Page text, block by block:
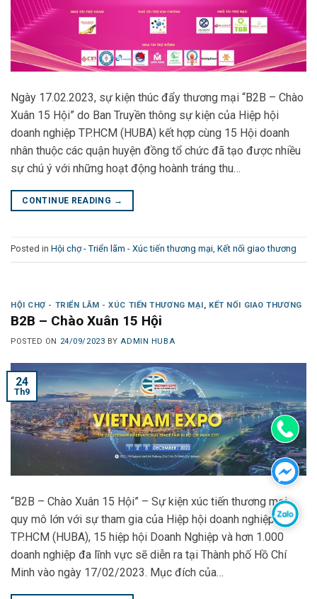
Ngày 17.02.2023, sự kiện thúc đẩy thương mại “B2B – Chào
Xuân 15 Hội” do Ban Truyền thông sự kiện của Hiệp hội
doanh nghiệp TP.HCM (HUBA) kết hợp cùng 15 Hội doanh
nhân thuộc các quận huyện đồng tổ chức đã tạo được nhiều
sự chú ý với những hoạt động hoành tráng thu…
CONTINUE READING →
Posted in Hội chợ - Triển lãm - Xúc tiến thương mại, Kết nối giao thương
HỘI CHỢ - TRIỂN LÃM - XÚC TIẾN THƯƠNG MẠI, KẾT NỐI GIAO THƯƠNG
B2B – Chào Xuân 15 Hội
POSTED ON 24/09/2023 BYADMIN HUBA
24
Th9
“B2B – Chào Xuân 15 Hội” – Sự kiện xúc tiến thương mại
quy mô lớn với sự tham gia của Hiệp hội doanh nghiệp
TP.HCM (HUBA), 15 hiệp hội Doanh Nghiệp và hơn 1.000
doanh nghiệp đa lĩnh vực sẽ diễn ra tại Thành phố Hồ Chí
Minh vào ngày 17/02/2023. Mục đích của…